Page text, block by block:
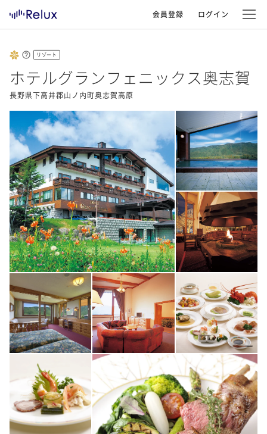
会員登録 ログイン
リゾート
ホテルグランフェニックス奥志賀
長野県下高井郡山ノ内町奥志賀高原